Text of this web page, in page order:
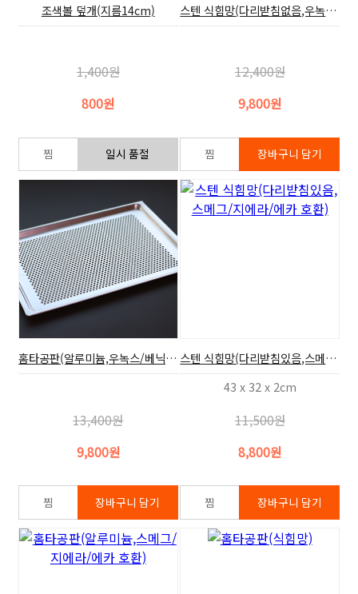
조색볼 덮개(지름14cm)
1,400원
800원
스텐 식힘망(다리받침없음,우녹스/베닉스/루미 호환)
12,400원
9,800원
홈타공판(알루미늄,우녹스/베닉스/루미 호환)
13,400원
9,800원
스텐 식힘망(다리받침있음,스메그/지에라/에카 호환)
43 x 32 x 2cm
11,500원
8,800원